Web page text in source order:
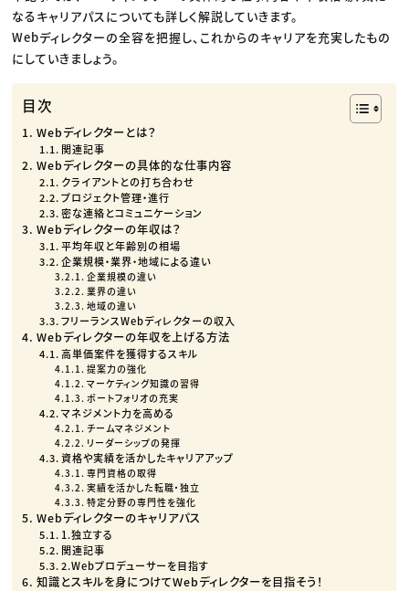
なるキャリアパスについても詳しく解説していきます。
Webディレクターの全容を把握し、これからのキャリアを充実したもの
にしていきましょう。
目次
Webディレクターとは？
関連記事
Webディレクターの具体的な仕事内容
クライアントとの打ち合わせ
プロジェクト管理・進行
密な連絡とコミュニケーション
Webディレクターの年収は？
平均年収と年齢別の相場
企業規模・業界・地域による違い
企業規模の違い
業界の違い
地域の違い
フリーランスWebディレクターの収入
Webディレクターの年収を上げる方法
高単価案件を獲得するスキル
提案力の強化
マーケティング知識の習得
ポートフォリオの充実
マネジメント力を高める
チームマネジメント
リーダーシップの発揮
資格や実績を活かしたキャリアアップ
専門資格の取得
実績を活かした転職・独立
特定分野の専門性を強化
Webディレクターのキャリアパス
1.独立する
関連記事
2.Webプロデューサーを目指す
知識とスキルを身につけてWebディレクターを目指そう！